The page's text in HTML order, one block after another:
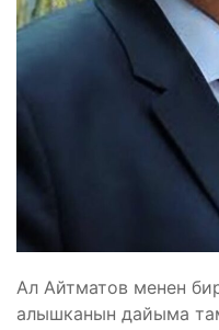
Ал Айтматов менен
алышканын дайыма